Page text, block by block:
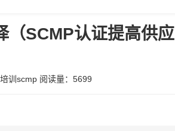
（SCMP认证提高供
训scmp 阅读量：5699